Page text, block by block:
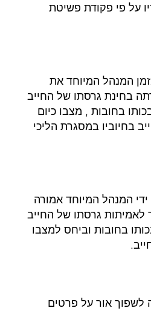
על פי פקודת פשיטת
המנהל המיוחד את
בחינת גרסתו של החייב
בחובות , מצבו כיום
בחיוביו במסגרת הליכי
המנהל המיוחד אמורה
גרסתו של החייב
בחובות וביחס למצבו
לשפוך אור על פרטים